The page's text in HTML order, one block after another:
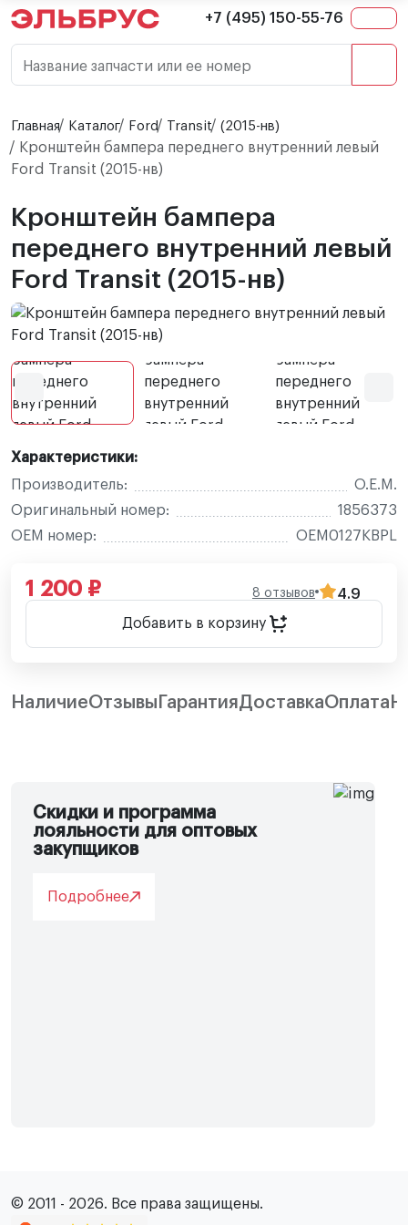
+7 (495) 150-55-76
Название запчасти или ее номер
Главная Каталог Ford Transit (2015-нв)
Кронштейн бампера переднего внутренний левый
Ford Transit (2015-нв)
Кронштейн бампера
переднего внутренний левый
Ford Transit (2015-нв)
Характеристики:
Производитель:
O.E.M.
Оригинальный номер:
1856373
OEM номер:
OEM0127KBPL
1 200 ₽ 8 отзывов
4.9
Добавить в корзину
НаличиеОтзывы ГарантияДоставкаОплата
Скидки и программа
лояльности для оптовых
закупщиков
Подробнее
© 2011 - 2026. Все права защищены.